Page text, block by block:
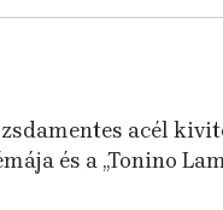
acél
és a „Tonino